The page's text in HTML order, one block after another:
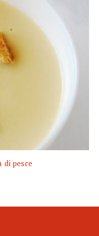
di pesce